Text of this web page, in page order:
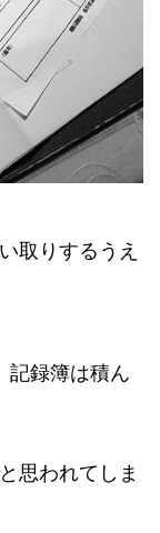
取りするうえ
記録簿は積ん
思われてしま